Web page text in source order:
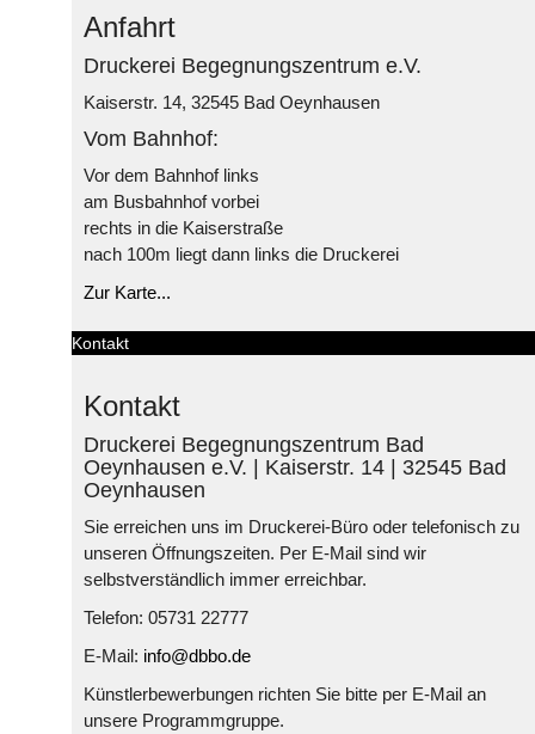
Anfahrt
Druckerei Begegnungszentrum e.V.
Kaiserstr. 14, 32545 Bad Oeynhausen
Vom Bahnhof:
Vor dem Bahnhof links
am Busbahnhof vorbei
rechts in die Kaiserstraße
nach 100m liegt dann links die Druckerei
Zur Karte...
Kontakt
Kontakt
Druckerei Begegnungszentrum Bad
Oeynhausen e.V. | Kaiserstr. 14 | 32545 Bad
Oeynhausen
Sie erreichen uns im Druckerei-Büro oder telefonisch zu
unseren Öffnungszeiten. Per E-Mail sind wir
selbstverständlich immer erreichbar.
Telefon: 05731 22777
E-Mail: info@dbbo.de
Künstlerbewerbungen richten Sie bitte per E-Mail an
unsere Programmgruppe.